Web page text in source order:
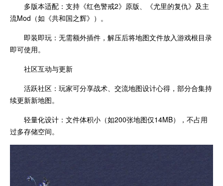
多版本适配：支持《红色警戒2》原版、《尤里的复仇》及主
流Mod（如《共和国之辉》）。
即装即玩：无需额外插件，解压后将地图文件放入游戏根目录
即可使用。
社区互动与更新
活跃社区：玩家可分享战术、交流地图设计心得，部分合集持
续更新新地图。
轻量化设计：文件体积小（如200张地图仅14MB），不占用
过多存储空间。